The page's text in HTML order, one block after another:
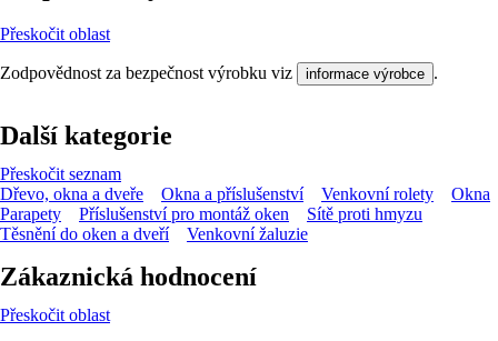
Přeskočit oblast
Zodpovědnost za bezpečnost výrobku viz informace výrobce .
Další kategorie
Přeskočit seznam
Dřevo, okna a dveře
Okna a příslušenství Venkovní rolety
Okna
Parapety
Příslušenství pro montáž oken
Sítě proti hmyzu
Těsnění do oken a dveří
Venkovní žaluzie
Zákaznická hodnocení
Přeskočit oblast